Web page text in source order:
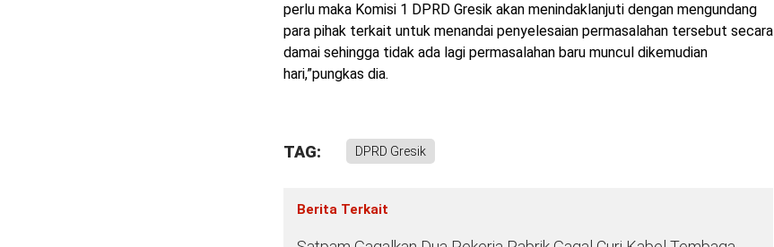
perlu maka Komisi 1 DPRD Gresik akan menindaklanjuti dengan mengundang
para pihak terkait untuk menandai penyelesaian permasalahan tersebut secara
damai sehingga tidak ada lagi permasalahan baru muncul dikemudian
hari,”pungkas dia.
TAG: DPRD Gresik
Berita Terkait